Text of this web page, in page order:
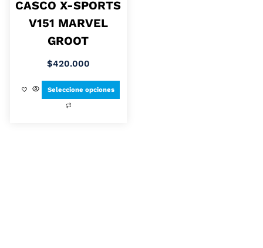
CASCO X-SPORTS
V151 MARVEL
GROOT
$420.000
Seleccione opciones